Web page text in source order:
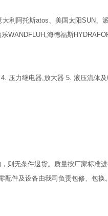
利阿托斯atos、美国太阳SUN、
WANDFLUH,海德福斯
压力继电器,放大器 5. 液压流体
则无条件退货。质量按厂家标准
件及设备由我司负责包修、包